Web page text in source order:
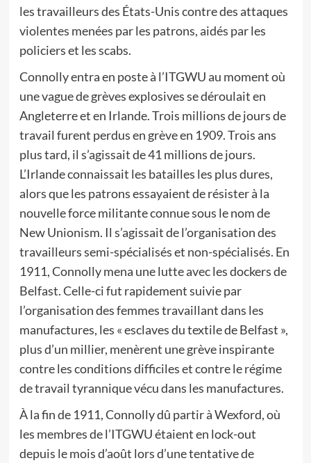
les travailleurs des États-Unis contre des attaques
violentes menées par les patrons, aidés par les
policiers et les scabs.
Connolly entra en poste à l’ITGWU au moment où
une vague de grèves explosives se déroulait en
Angleterre et en Irlande. Trois millions de jours de
travail furent perdus en grève en 1909. Trois ans
plus tard, il s’agissait de 41 millions de jours.
L’Irlande connaissait les batailles les plus dures,
alors que les patrons essayaient de résister à la
nouvelle force militante connue sous le nom de
New Unionism. Il s’agissait de l’organisation des
travailleurs semi-spécialisés et non-spécialisés. En
1911, Connolly mena une lutte avec les dockers de
Belfast. Celle-ci fut rapidement suivie par
l’organisation des femmes travaillant dans les
manufactures, les « esclaves du textile de Belfast »,
plus d’un millier, menèrent une grève inspirante
contre les conditions difficiles et contre le régime
de travail tyrannique vécu dans les manufactures.
À la fin de 1911, Connolly dû partir à Wexford, où
les membres de l’ITGWU étaient en lock-out
depuis le mois d’août lors d’une tentative de